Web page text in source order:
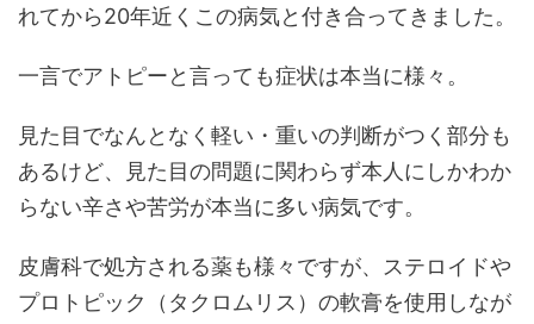
れてから20年近くこの病気と付き合ってきました。
一言でアトピーと言っても症状は本当に様々。
見た目でなんとなく軽い・重いの判断がつく部分も
あるけど、見た目の問題に関わらず本人にしかわか
らない辛さや苦労が本当に多い病気です。
皮膚科で処方される薬も様々ですが、ステロイドや
プロトピック（タクロムリス）の軟膏を使用しなが